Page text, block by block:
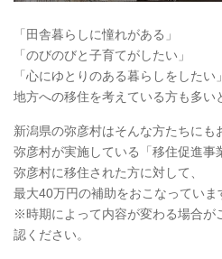
「田舎暮らしに憧れがある」
「のびのびと子育てがしたい」
「心にゆとりのある暮らしをしたい
地方への移住を考えている方も多い
新潟県の弥彦村はそんな方たちに
弥彦村が実施している「移住促進事
弥彦村に移住された方に対して、
最大40万円の補助をおこなっていま
※時期によって内容が変わる場合が
認ください。